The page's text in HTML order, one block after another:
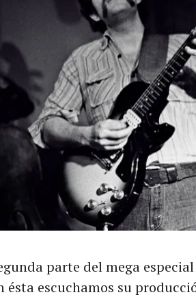
parte del mega
ésta escuchamos su